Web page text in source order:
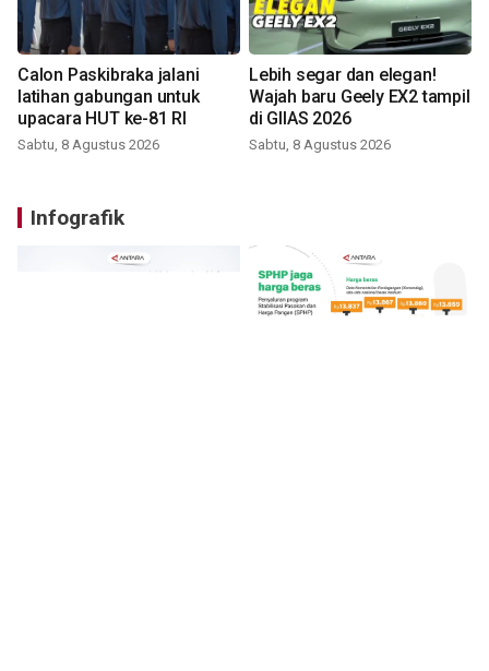
Calon Paskibraka jalani
latihan gabungan untuk
upacara HUT ke-81 RI
Sabtu, 8 Agustus 2026
Lebih segar dan elegan!
Wajah baru Geely EX2 tampil
di GIIAS 2026
Sabtu, 8 Agustus 2026
Infografik